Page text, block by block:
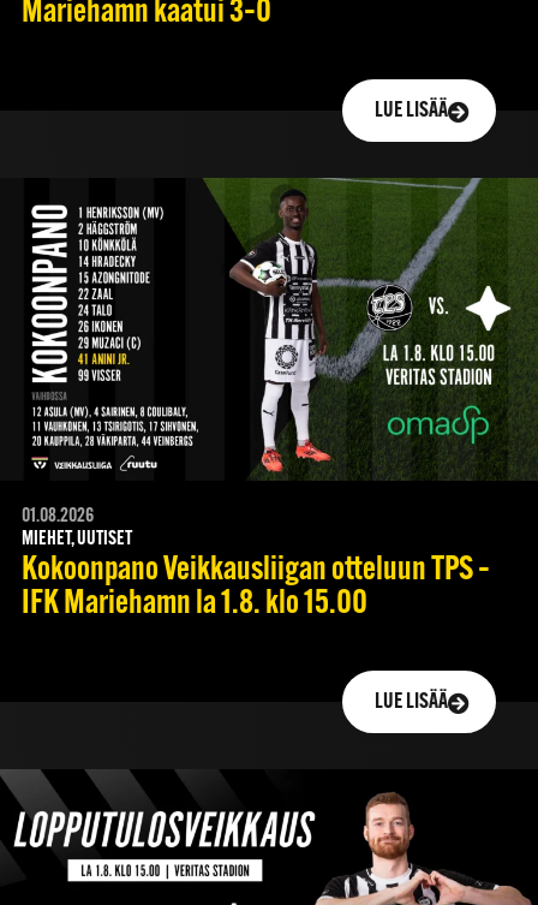
Mariehamn kaatui 3–0
LUE LISÄÄ
01.08.2026
MIEHET, UUTISET
Kokoonpano Veikkausliigan otteluun TPS –
IFK Mariehamn la 1.8. klo 15.00
LUE LISÄÄ